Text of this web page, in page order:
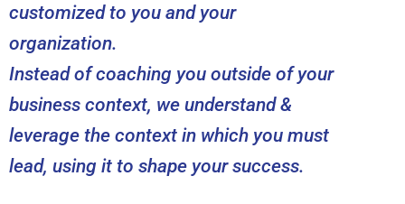
customized to you and your
organization.
Instead of coaching you outside of your
business context, we understand &
leverage the context in which you must
lead, using it to shape your success.